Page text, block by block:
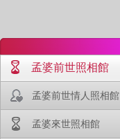
孟婆前世照相館
孟婆前世情人照相館
孟婆來世照相館